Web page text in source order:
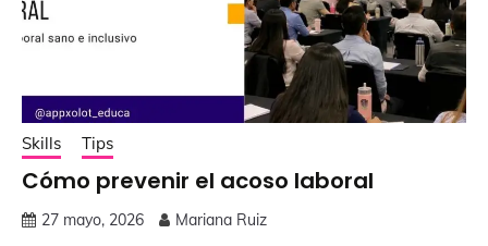
Skills Tips
Cómo prevenir el acoso laboral
27 mayo, 2026 Mariana Ruiz